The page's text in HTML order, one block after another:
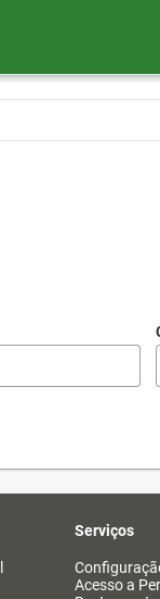
Serviços
Acesso a